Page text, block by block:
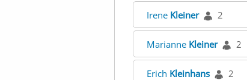
Irene Kleiner 2
Marianne Kleiner 2
Erich Kleinhans 2